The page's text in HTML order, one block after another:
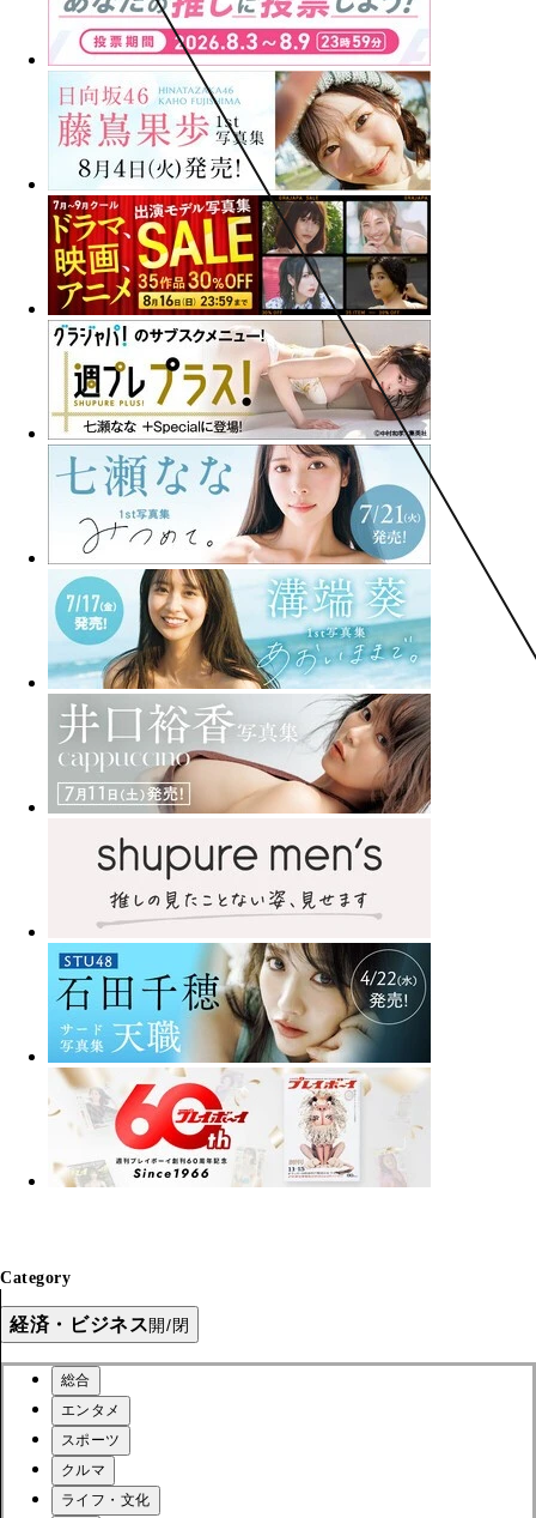
Category
経済・ビジネス開/閉
総合
エンタメ
スポーツ
クルマ
ライフ・文化